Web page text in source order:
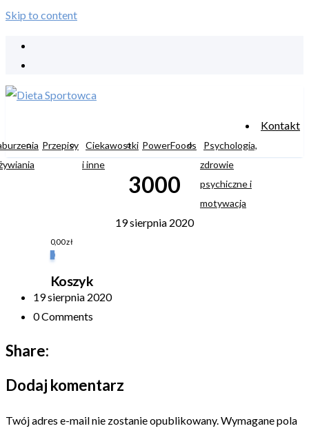
Skip to content
Przepisy Ciekawostki
i inne
PowerFoods
Psychologia,
zdrowie
psychiczne i
motywacja
Kontakt
0,00zł
0
Koszyk
3000
19 sierpnia 2020
19 sierpnia 2020
0 Comments
Share:
Dodaj komentarz
Twój adres e-mail nie zostanie opublikowany.Wymagane pola